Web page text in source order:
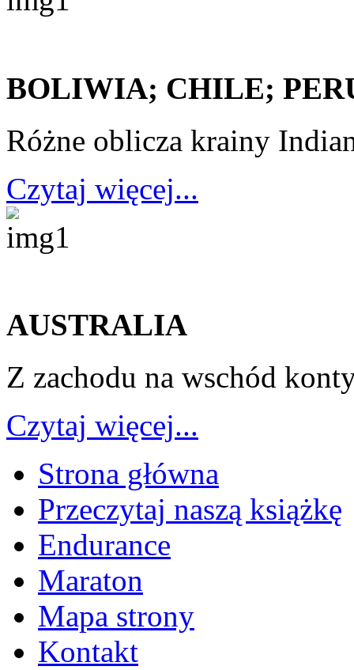
BOLIWIA; CHILE;
Różne oblicza krainy
Czytaj więcej...
AUSTRALIA
Z zachodu na wschód
Czytaj więcej...
Strona główna
Przeczytaj naszą książkę
Endurance
Maraton
Mapa strony
Kontakt